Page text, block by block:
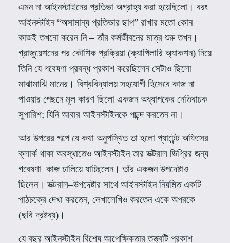
এমন না আইনস্টাইনের প্রতিভা অগ্রাহ্য করা হয়েছিলো। বরং
আইনস্টাইন “অসামান্য প্রতিভার ছাপ” রাখার মতো কোন
কাজই তখনো করেন নি – তাঁর কর্মজীবনের মাত্র শুরু তখন।
গ্রাজুয়েশনের পর কৌশিক প্রক্রিয়া (ক্যাপিলারি অ্যাকশন) নিয়ে
তিনি যে গবেষণা প্রবন্ধ প্রকাশ করেছিলেন সেটাও ছিলো
মাঝামাঝি মানের। বিশ্ববিদ্যালয় সহযোগী হিসেবে কাজ না
পাওয়ার পেছনে মূল কারণ ছিলো একজন অধ্যাপকের নেতিবাচক
সুপারিশ; যিনি আবার আইনস্টাইনকে পছন্দ করতেন না।
আর উপরের গল্পে যে কথা অনুপস্থিত তা হলো প্যাটেন্ট অফিসের
ক্লার্ক থাকা অবস্থাতেও আইনস্টাইন তার ডক্টরাল ডিগ্রির জন্য
গবেষণা–কাজ চালিয়ে যাচ্ছিলেন। তাঁর একজন উপদেষ্টাও
ছিলেন। ডক্টরাল–উপদেষ্টার সাথে আইনস্টাইন নিয়মিত একটি
পাঠচক্রে দেখা করতেন, লেখালেখিও করতেন একে অপরকে
(ছবি দ্রষ্টব্য)।
যে বছর আইনস্টাইন বিশেষ আপেক্ষিকতার তত্ত্বটি প্রকাশ